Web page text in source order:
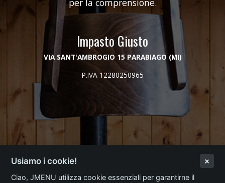
Impasto Giusto
VIA SANT'AMBROGIO 15 PARABIAGO (MI)
P.IVA 12280250965
Usiamo i cookie!
Ciao, JMENU utilizza cookie essenziali per garantirne il